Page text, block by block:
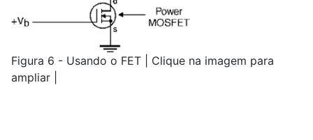
Figura 6 - Usando o FET | Clique na imagem para
ampliar |